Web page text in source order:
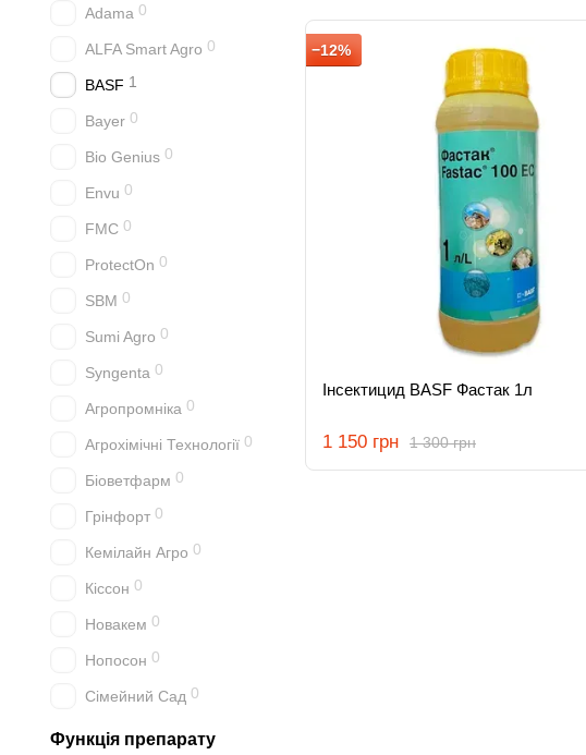
−12%
Інсектицид BASF Фастак 1л
1 300 грн
1 150 грн
Adama 0
ALFA Smart Agro 0
BASF 1
Bayer 0
Bio Genius 0
Envu 0
FMC 0
ProtectOn 0
SBM 0
Sumi Agro 0
Syngenta 0
Агропромніка 0
Агрохімічні Технології 0
Біоветфарм 0
Грінфорт 0
Кемілайн Агро 0
Кіссон 0
Новакем 0
Нопосон 0
Сімейний Сад 0
Функція препарату